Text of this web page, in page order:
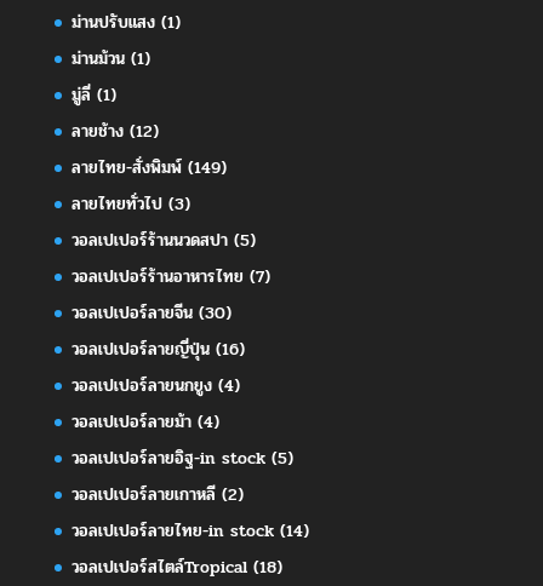
ม่านปรับแสง(1)
ม่านม้วน(1)
มู่ลี่(1)
ลายช้าง(12)
ลายไทย-สั่งพิมพ์(149)
ลายไทยทั่วไป(3)
วอลเปเปอร์ร้านนวดสปา(5)
วอลเปเปอร์ร้านอาหารไทย (7)
วอลเปเปอร์ลายจีน(30)
วอลเปเปอร์ลายญี่ปุ่น(16)
วอลเปเปอร์ลายนกยูง(4)
วอลเปเปอร์ลายม้า(4)
วอลเปเปอร์ลายอิฐ-in stock(5)
วอลเปเปอร์ลายเกาหลี(2)
วอลเปเปอร์ลายไทย-in stock(14)
วอลเปเปอร์สไตล์Tropical(18)